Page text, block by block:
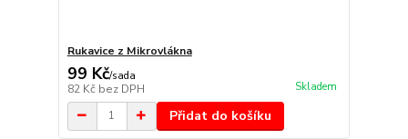
Rukavice z Mikrovlákna
99 Kč/sada
82 Kč bez DPH Skladem
Přidat do košíku